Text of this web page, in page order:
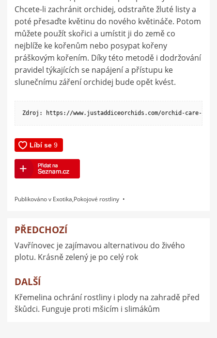
Chcete-li zachránit orchidej, odstraňte žluté listy a
poté přesaďte květinu do nového květináče. Potom
můžete použít skořici a umístit ji do země co
nejblíže ke kořenům nebo posypat kořeny
práškovým kořením. Díky této metodě i dodržování
pravidel týkajících se napájení a přístupu ke
slunečnímu záření orchidej bude opět kvést.
Zdroj: https://www.justaddiceorchids.com/orchid-care-blog/
Publikováno v Exotika,Pokojové rostliny
Navigace
pro
příspěvek
PŘEDCHOZÍ
Vavřínovec je zajímavou alternativou do živého
plotu. Krásně zelený je po celý rok
DALŠÍ
Křemelina ochrání rostliny i plody na zahradě před
škůdci. Funguje proti mšicím i slimákům